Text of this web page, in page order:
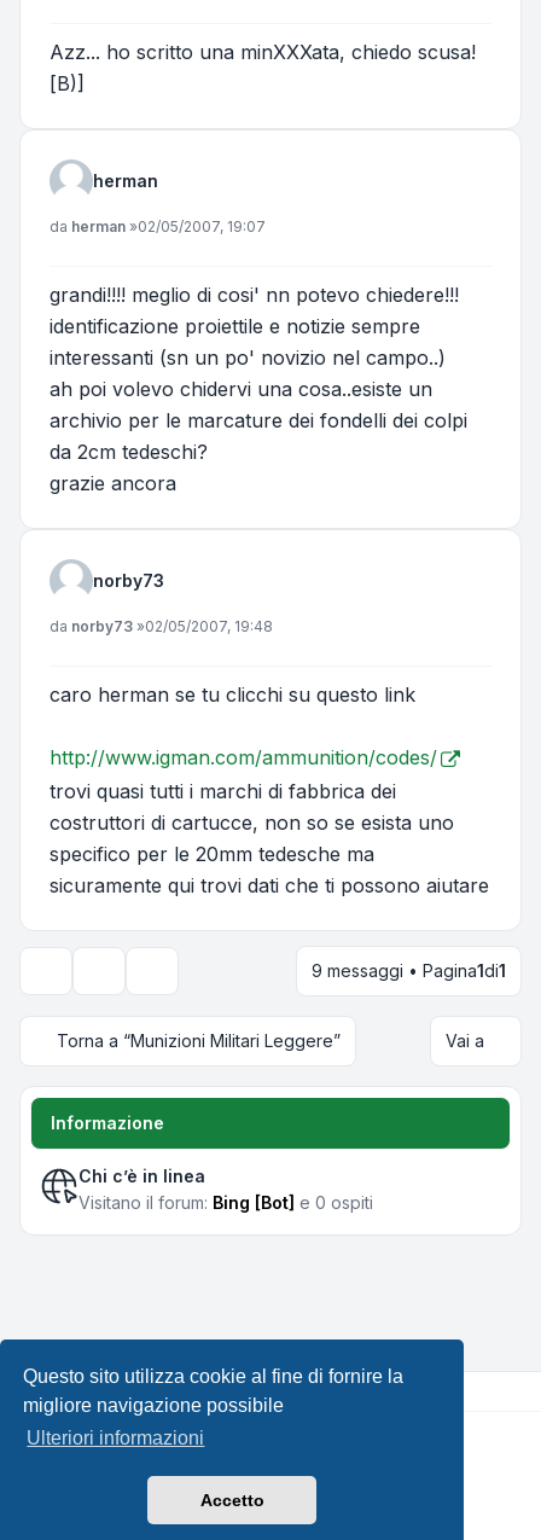
Questo sito utilizza cookie al fine di fornire la
migliore navigazione possibile
Ulteriori informazioni
Accetto
Azz... ho scritto una minXXXata, chiedo scusa!
[B)]
herman
Messaggio
da herman »02/05/2007, 19:07
grandi!!!! meglio di cosi' nn potevo chiedere!!!
identificazione proiettile e notizie sempre
interessanti (sn un po' novizio nel campo..)
ah poi volevo chidervi una cosa..esiste un
archivio per le marcature dei fondelli dei colpi
da 2cm tedeschi?
grazie ancora
norby73
Messaggio
da norby73 »02/05/2007, 19:48
caro herman se tu clicchi su questo link
http://www.igman.com/ammunition/codes/
trovi quasi tutti i marchi di fabbrica dei
costruttori di cartucce, non so se esista uno
specifico per le 20mm tedesche ma
sicuramente qui trovi dati che ti possono aiutare
Opzioni di visualizzazione e ordinamento
9 messaggi • Pagina1di1
Torna a “Munizioni Militari Leggere” Vai a
Informazione
Chi c’è in linea
Visitano il forum: Bing [Bot] e 0 ospiti
Creato daphpBB® Forum Software © phpBB Limited •
Leenoz.com
phpBB-Italia.it
Condizioni|Tutti gli orari sono